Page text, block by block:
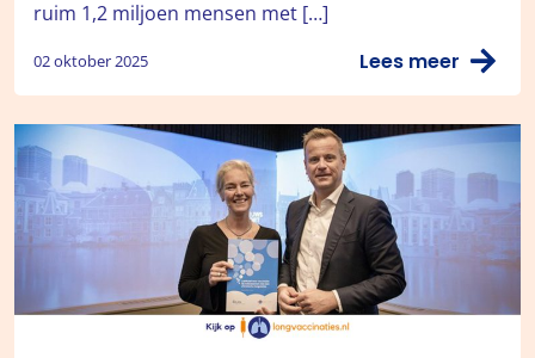
ruim 1,2 miljoen mensen met […]
02 oktober 2025 Lees meer